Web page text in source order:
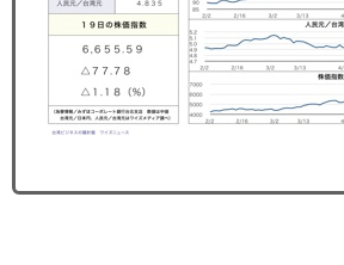
ＩＴ
飲食店情報